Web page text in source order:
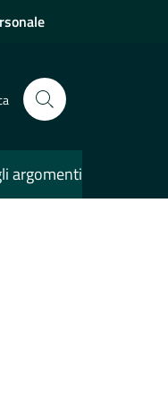
argomenti